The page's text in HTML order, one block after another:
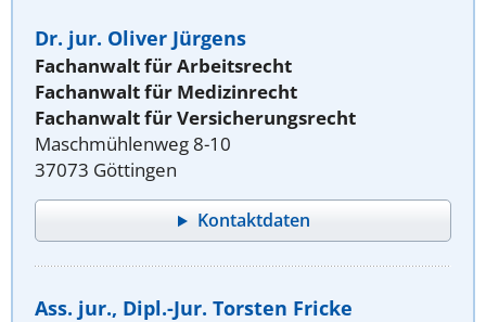
Dr. jur. Oliver Jürgens
Fachanwalt für Arbeitsrecht
Fachanwalt für Medizinrecht
Fachanwalt für Versicherungsrecht
Maschmühlenweg 8-10
37073 Göttingen
Kontaktdaten
Ass. jur., Dipl.-Jur. Torsten Fricke